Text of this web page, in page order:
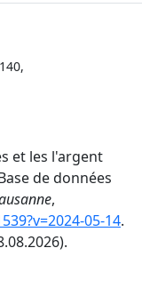
et les l'argent
de données
,
05-14.